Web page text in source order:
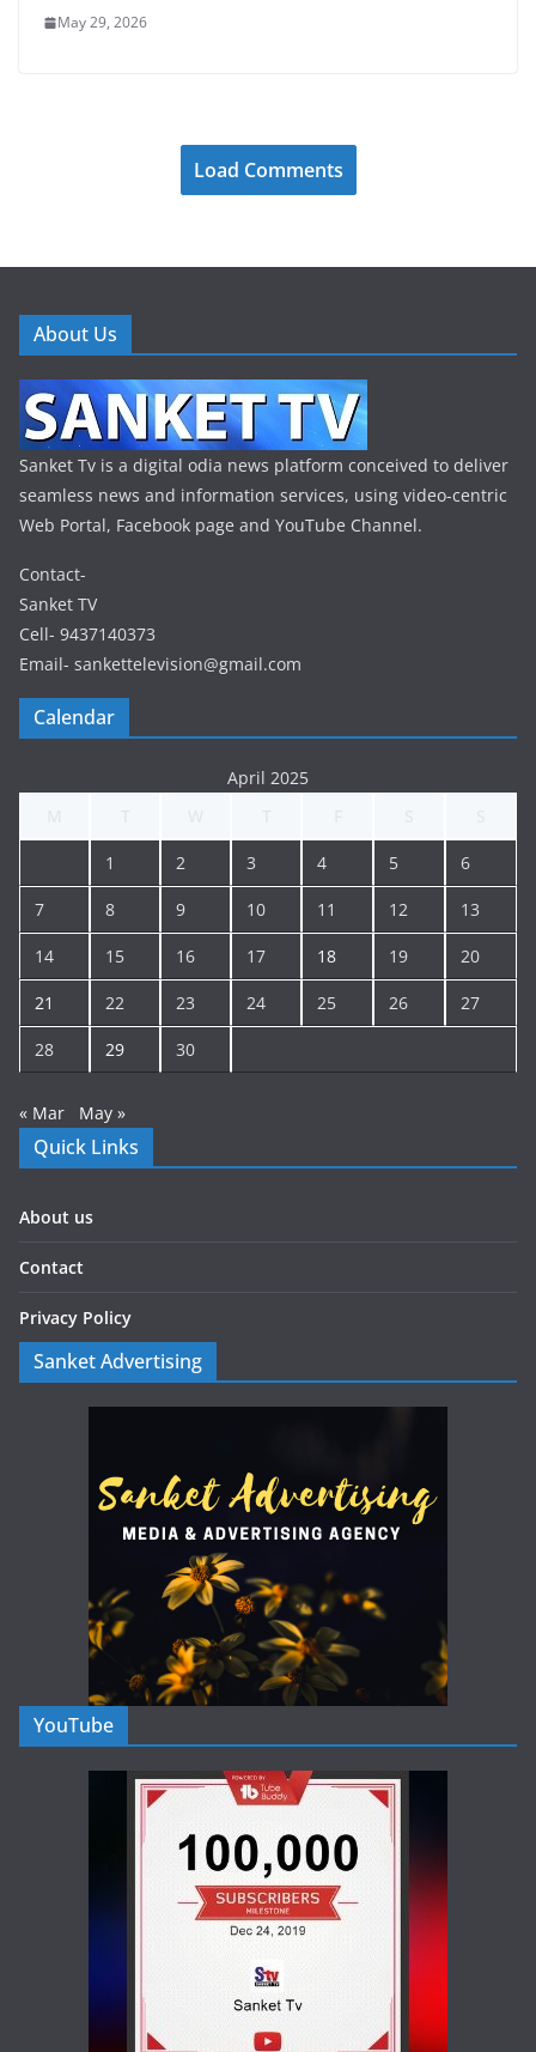
May 29, 2026
Load Comments
About Us
Sanket Tv is a digital odia news platform conceived to deliver
seamless news and information services, using video-centric
Web Portal, Facebook page and YouTube Channel.
Contact-
Sanket TV
Cell- 9437140373
Email- sankettelevision@gmail.com
Calendar
April 2025
1 2 3 4 5 6
7 8 9 10 11 12 13
14 15 16 17 18 19 20
21 22 23 24 25 26 27
28 29 30
« Mar May »
Quick Links
About us
Contact
Privacy Policy
Sanket Advertising
YouTube